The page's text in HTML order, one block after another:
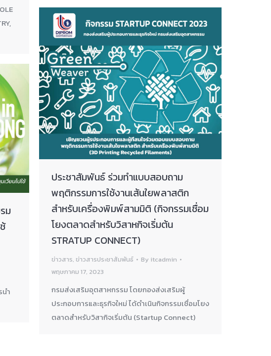
ประชาสัมพันธ์ ร่วมทำแบบสอบถาม
พฤติกรรมการใช้งานเส้นใยพลาสติก
สำหรับเครื่องพิมพ์สามมิติ (กิจกรรมเชื่อม
โยงตลาดสำหรับวิสาหกิจเริ่มต้น
STRATUP CONNECT)
ข่าวสาร, ข่าวสารประชาสัมพันธ์ By itcadmin
พฤษภาคม 17, 2023
กรมส่งเสริมอุตสาหกรรม โดยกองส่งเสริมผู้
ประกอบการและธุรกิจใหม่ ได้ดำเนินกิจกรรมเชื่อมโยง
ตลาดสำหรับวิสากิจเริ่มต้น (Startup Connect)
ม
ำ